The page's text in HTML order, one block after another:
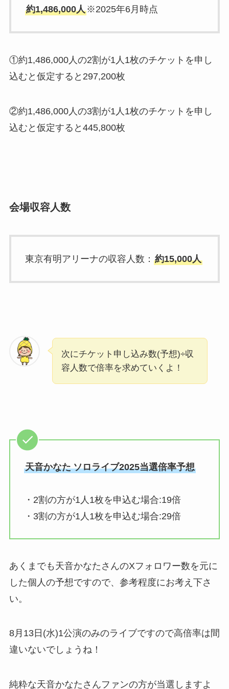
約1,486,000人※2025年6月時点
①約1,486,000人の2割が1人1枚のチケットを申し
込むと仮定すると297,200枚
②約1,486,000人の3割が1人1枚のチケットを申し
込むと仮定すると445,800枚
会場収容人数
東京有明アリーナの収容人数： 約15,000人
次にチケット申し込み数(予想)÷収
容人数で倍率を求めていくよ！
天音かなた ソロライブ2025当選倍率予想
・2割の方が1人1枚を申込む場合:19倍
・3割の方が1人1枚を申込む場合:29倍
あくまでも天音かなたさんのXフォロワー数を元に
した個人の予想ですので、参考程度にお考え下さ
い。
8月13日(水)1公演のみのライブですので高倍率は間
違いないでしょうね！
純粋な天音かなたさんファンの方が当選しますよ